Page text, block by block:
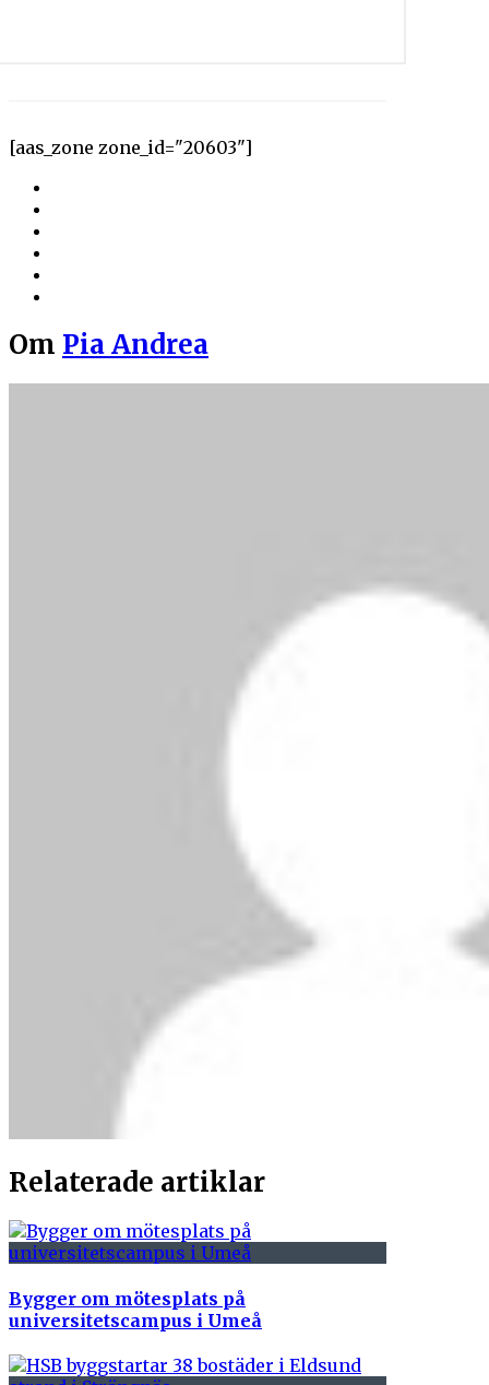
[aas_zone zone_id="20603"]
Om Pia Andrea
Relaterade artiklar
Bygger om mötesplats på
universitetscampus i Umeå